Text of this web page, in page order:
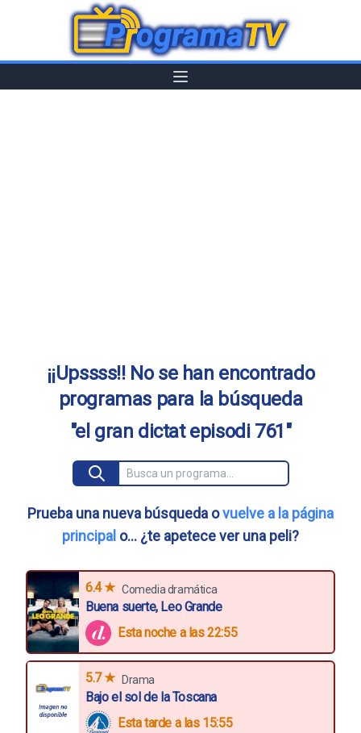
¡¡Upssss!! No se han encontrado
programas para la búsqueda
"el gran dictat episodi 761"
Prueba una nueva búsqueda ovuelve a la página
principal o... ¿te apetece ver una peli?
6.4 ★ Comedia dramática
Buena suerte, Leo Grande
Esta noche a las 22:55
5.7 ★ Drama
Bajo el sol de la Toscana
Esta tarde a las 15:55